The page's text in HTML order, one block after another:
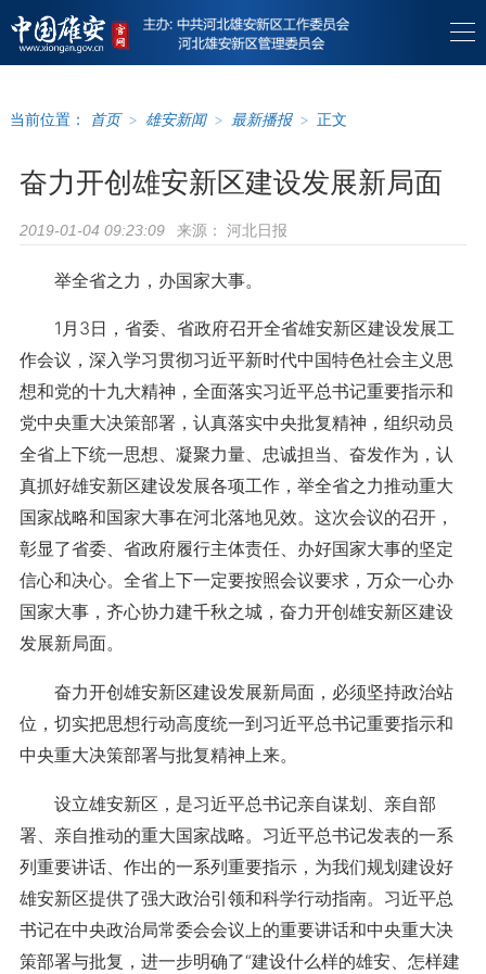
当前位置： 首页 > 雄安新闻 > 最新播报 > 正文
奋力开创雄安新区建设发展新局面
2019-01-04 09:23:09 来源： 河北日报
举全省之力，办国家大事。
1月3日，省委、省政府召开全省雄安新区建设发展工
作会议，深入学习贯彻习近平新时代中国特色社会主义思
想和党的十九大精神，全面落实习近平总书记重要指示和
党中央重大决策部署，认真落实中央批复精神，组织动员
全省上下统一思想、凝聚力量、忠诚担当、奋发作为，认
真抓好雄安新区建设发展各项工作，举全省之力推动重大
国家战略和国家大事在河北落地见效。这次会议的召开，
彰显了省委、省政府履行主体责任、办好国家大事的坚定
信心和决心。全省上下一定要按照会议要求，万众一心办
国家大事，齐心协力建千秋之城，奋力开创雄安新区建设
发展新局面。
奋力开创雄安新区建设发展新局面，必须坚持政治站
位，切实把思想行动高度统一到习近平总书记重要指示和
中央重大决策部署与批复精神上来。
设立雄安新区，是习近平总书记亲自谋划、亲自部
署、亲自推动的重大国家战略。习近平总书记发表的一系
列重要讲话、作出的一系列重要指示，为我们规划建设好
雄安新区提供了强大政治引领和科学行动指南。习近平总
书记在中央政治局常委会会议上的重要讲话和中央重大决
策部署与批复，进一步明确了“建设什么样的雄安、怎样建